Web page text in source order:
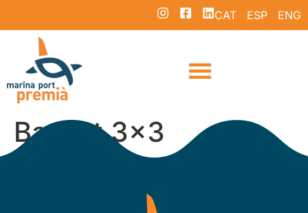
CAT ESP ENG
Basket 3×3